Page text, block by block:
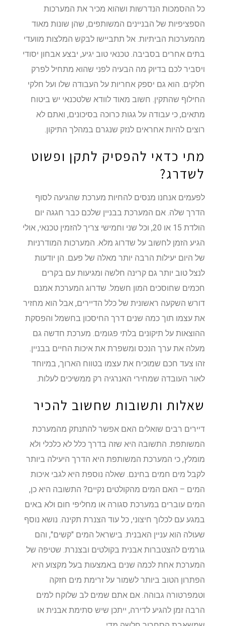
כל ההסמכות הנדרשות ושהוא מכיר את המערכות
הספציפיות של הבניינים המשותפים, שהן שונות מאוד
מהמערכות הביתיות. אל תתביישו לבקש המלצות מוועדי
בתים אחרים בסביבה. טכנאי טוב יגיע, יבצע אבחון יסודי
ויסביר לכם בדיוק מה הבעיה לפני שהוא מתחיל לפרק
חלקים. הוא גם יספק אחריות על העבודה שלו ועל חלקי
החילוף שהתקין. חשוב מאוד לוודא שלטכנאי יש ביטוח
מתאים, כי עבודה על גגות כרוכה בסיכונים, ואתם לא
רוצים להיות אחראים לנזק שנגרם במהלך התיקון.
מתי כדאי להפסיק לתקן ופשוט
לשדרג?
לפעמים אנחנו מנסים להחיות מערכת שהגיעה לסוף
הדרך שלה. אם המערכת בבניין שלכם כבר חגגה יום
הולדת 15 או 20, וכל שני וחמישי צריך להזמין טכנאי, אולי
הגיע הזמן לחשוב על שדרוג מלא. המערכות המודרניות
של היום יעילות הרבה יותר מאלה של פעם. הן יודעות
לנצל טוב יותר גם קרינה חלשה ומגיעות עם בקרים
חכמים שחוסכים המון חשמל. שדרוג המערכת אמנם
דורש השקעה ראשונית של כלל הדיירים, אבל הוא מחזיר
את עצמו תוך כמה שנים דרך החיסכון בחשמל והפסקת
ההוצאות על תיקונים בלתי פגומים. מערכת חדשה גם
מעלה את ערך הנכס ומשפרת את איכות החיים בבניין.
זהו צעד חכם שמוכיח את עצמו בטווח הארוך, במיוחד
לאור העובדה שמחירי האנרגיה רק ממשיכים לעלות.
שאלות ותשובות שחשוב להכיר
דיירים רבים שואלים האם אפשר להתנתק מהמערכת
המשותפת. התשובה היא שזה בדרך כלל לא כלכלי ולא
מומלץ, כי המערכת המשותפת היא הדרך היעילה ביותר
לקבל מים חמים בחינם. שאלה נוספת היא לגבי איכות
המים – האם המים מהקולטים נקיים? התשובה היא כן,
המים עוברים במערכת סגורה או מחליפי חום ולא באים
במגע עם לכלוך חיצוני, כל עוד הצנרת תקינה. נושא נוסף
שעולה הוא עניין האבנית. בישראל המים "קשים", והם
גורמים להצטברות אבנית בקולטים ובצנרת. שטיפה של
המערכת אחת לכמה שנים באמצעות בעל מקצוע היא
הפתרון הטוב ביותר לשמור על זרימת מים חזקה
וטמפרטורה גבוהה. אם אתם שמים לב שלוקח למים
הרבה זמן להגיע לדירה, ייתכן שיש סתימת אבנית או